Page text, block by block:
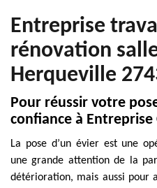
Entreprise
rénovation
Herqueville
Pour réussir votre
confiance à Entreprise
La pose d’un évier est une
une grande attention de la
détérioration, mais aussi pour